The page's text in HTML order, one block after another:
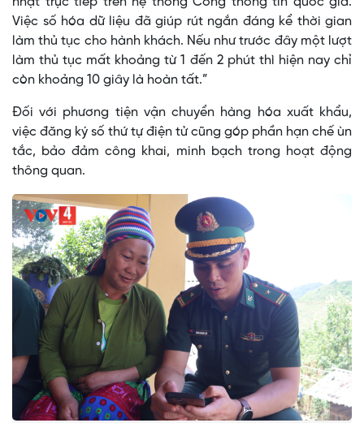
Việc số hóa dữ liệu đã giúp rút ngắn đáng kể thời gian
làm thủ tục cho hành khách. Nếu như trước đây một lượt
làm thủ tục mất khoảng từ 1 đến 2 phút thì hiện nay chỉ
còn khoảng 10 giây là hoàn tất.”
Đối với phương tiện vận chuyển hàng hóa xuất khẩu,
việc đăng ký số thứ tự điện tử cũng góp phần hạn chế ùn
tắc, bảo đảm công khai, minh bạch trong hoạt động
thông quan.